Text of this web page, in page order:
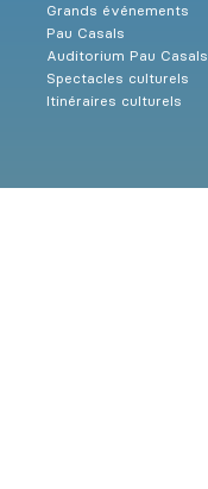
Grands événements
Pau Casals
Auditorium Pau Casals
Spectacles culturels
Itinéraires culturels